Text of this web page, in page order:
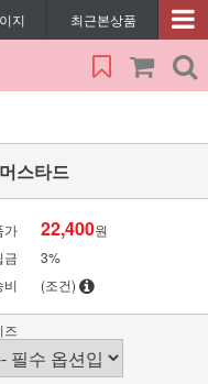
지 최근본상품
스타드
가 22,400원
금
3%
(조건)
즈